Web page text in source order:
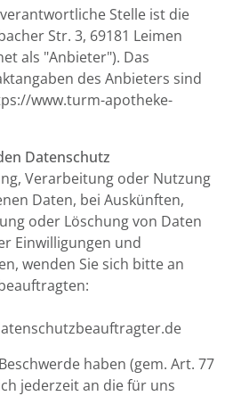
Stelle ist die
Str. 3, 69181 Leimen
als "Anbieter"). Das
des Anbieters sind
www.turm-apotheke-
Datenschutz
Verarbeitung oder Nutzung
Daten, bei Auskünften,
oder Löschung von Daten
Einwilligungen und
wenden Sie sich bitte an
haben (gem. Art. 77
jederzeit an die für uns